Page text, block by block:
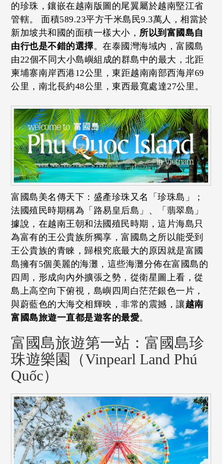
的珍珠，鑲嵌在越南版圖的尾翼屬於越南堅江省
管轄。 面積589.23平方千米島民9.3萬人，相當於
新加坡共和國的面積一樣大小， 所以到富國島自
由行也是不錯的選擇。在泰國灣海域內，富國島
由22個不同大小島嶼組成的群島中的最大，北距
柬埔寨南岸西港12公里，東距越南南部西海岸69
公里，南北長約48公里，東西最寬處達27公里。
富國島美名傳天下：盛產珍珠又名「珍珠島」；
法國殖民時期稱為「路易皇后島」、「翡翠島」
據說，在越南王朝和法國殖民時期，這片海島只
為富有的王公貴族所獨享，富國島之所以能受到
王公貴族的青睞，歸根究底最大的原因就是富國
島擁有5個美麗的海灘，這些海灘分佈在富國島的
四周，形成向內外擴張之勢，從衛星圖上看，從
島上高空向下俯視，島嶼四周白茫茫銀色一片，
與蔚藍色的大海交相輝映，非常的震撼，讓越南
富國島旅遊一直都是遊客的最愛。
富國島旅遊第一站：富國島珍
珠遊樂園（Vinpearl Land Phú
Quốc）